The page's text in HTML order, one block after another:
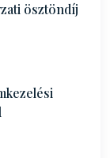
ösztöndíj